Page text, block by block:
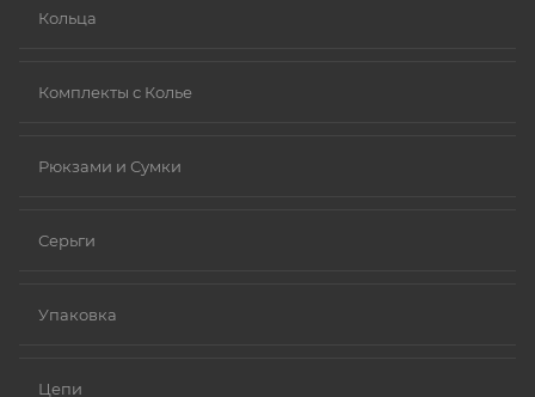
Кольца
Комплекты с Колье
Рюкзами и Сумки
Серьги
Упаковка
Цепи